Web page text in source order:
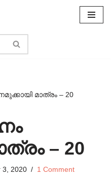
മാത്രം – 20
– 20
3, 2020 1 Comment